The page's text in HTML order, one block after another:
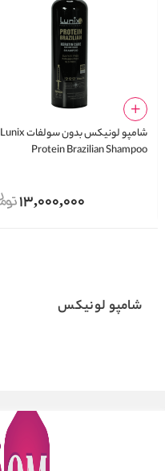
شامپو لونیکس بدون سولفات Lunix
Protein Brazilian Shampoo
13,000,000
شامپو لونیکس